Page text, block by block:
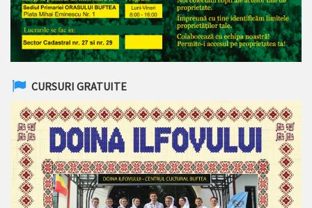
CURSURI GRATUITE